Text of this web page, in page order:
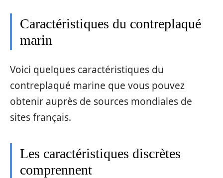
Caractéristiques du contreplaqué
marin
Voici quelques caractéristiques du
contreplaqué marine que vous pouvez
obtenir auprès de sources mondiales de
sites français.
Les caractéristiques discrètes
comprennent